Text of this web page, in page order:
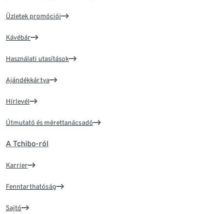
Üzletek promóciói
Kávébár
Használati utasítások
Ajándékkártya
Hírlevél
Útmutató és mérettanácsadó
A Tchibo-ról
Karrier
Fenntarthatóság
Sajtó